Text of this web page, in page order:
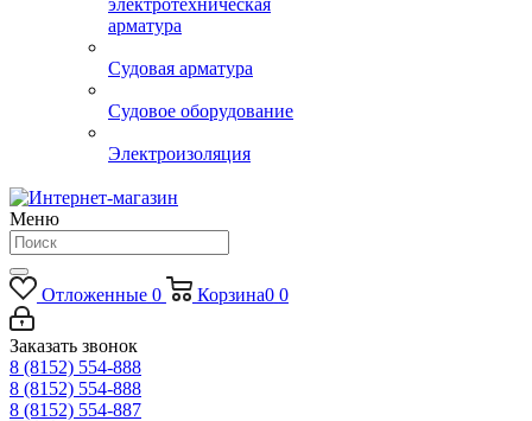
электротехническая
арматура
Судовая арматура
Судовое оборудование
Электроизоляция
Меню
Отложенные 0 Корзина0 0
Заказать звонок
8 (8152) 554-888
8 (8152) 554-888
8 (8152) 554-887